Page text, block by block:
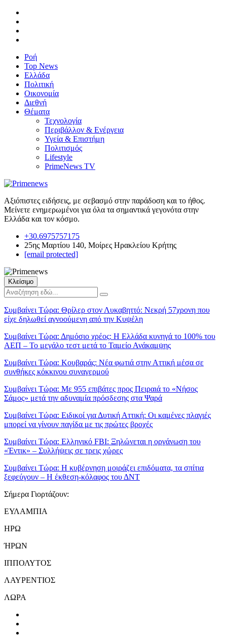
Ροή
Top News
Ελλάδα
Πολιτική
Οικονομία
Διεθνή
Θέματα
Τεχνολογία
Περιβάλλον & Ενέργεια
Υγεία & Επιστήμη
Πολιτισμός
Lifestyle
PrimeNews TV
Αξιόπιστες ειδήσεις, με σεβασμό στην παράδοση και το ήθος.
Μείνετε ενημερωμένοι για όλα τα σημαντικά γεγονότα στην
Ελλάδα και τον κόσμο.
+30.6975757175
25ης Μαρτίου 140, Μοίρες Ηρακλείου Κρήτης
[email protected]
Κλείσιμο
Συμβαίνει Τώρα: Θρίλερ στον Λυκαβηττό: Νεκρή 57χρονη που
είχε δηλωθεί αγνοούμενη από την Κυψέλη
Συμβαίνει Τώρα: Δημόσιο χρέος: Η Ελλάδα κυνηγά το 100% του
ΑΕΠ – Το μεγάλο τεστ μετά το Ταμείο Ανάκαμψης
Συμβαίνει Τώρα: Κουβαράς: Νέα φωτιά στην Αττική μέσα σε
συνθήκες κόκκινου συναγερμού
Συμβαίνει Τώρα: Με 955 επιβάτες προς Πειραιά το «Νήσος
Σάμος» μετά την αδυναμία πρόσδεσης στα Ψαρά
Συμβαίνει Τώρα: Ειδικοί για Δυτική Αττική: Οι καμένες πλαγιές
μπορεί να γίνουν παγίδα με τις πρώτες βροχές
Συμβαίνει Τώρα: Ελληνικό FBI: Ξηλώνεται η οργάνωση του
«Έντικ» – Συλλήψεις σε τρεις χώρες
Συμβαίνει Τώρα: Η κυβέρνηση μοιράζει επιδόματα, τα σπίτια
ξεφεύγουν – Η έκθεση-κόλαφος του ΔΝΤ
Σήμερα Γιορτάζουν:
ΕΥΛΑΜΠΙΑ
ΗΡΩ
ΉΡΩΝ
ΙΠΠΟΛΥΤΟΣ
ΛΑΥΡΕΝΤΙΟΣ
ΛΩΡΑ